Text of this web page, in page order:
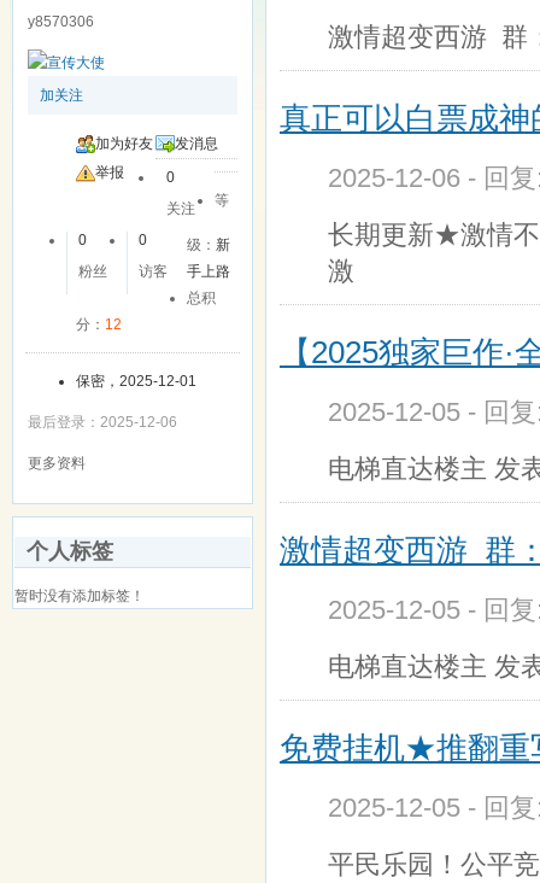
y8570306
加关注
加为好友
发消息
举报
0
关注
0
粉丝
0
访客
等
级：新
手上路
总积
分： 12
保密，2025-12-01
最后登录：2025-12-06
更多资料
个人标签
暂时没有添加标签！
激情超变西游 群
真正可以白票成
2025-12-06 - 回
长期更新★激情
激
【2025独家巨作·
2025-12-05 - 回
电梯直达楼主 发
激情超变西游 群
2025-12-05 - 回
电梯直达楼主 发
免费挂机★推翻
2025-12-05 - 回
平民乐园！公平